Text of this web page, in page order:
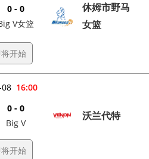
0 - 0
V女篮
休姆市野马
女篮
开始
16:00
0 - 0
Big V
沃兰代特
开始